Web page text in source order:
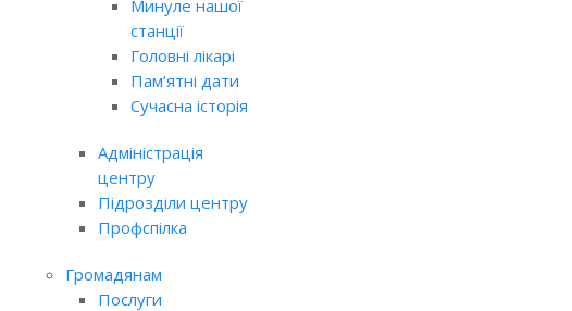
Минуле нашої
станції
Головні лікарі
Пам’ятні дати
Сучасна історія
Адміністрація
центру
Підрозділи центру
Профспілка
Громадянам
Послуги